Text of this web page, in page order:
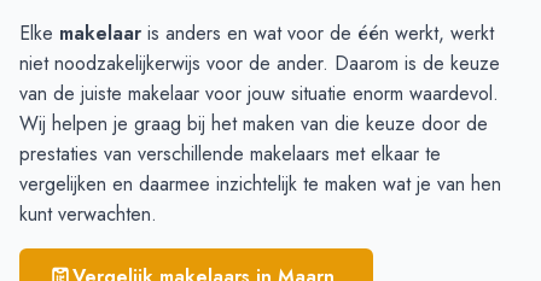
Elke makelaar is anders en wat voor de één werkt, werkt
niet noodzakelijkerwijs voor de ander. Daarom is de keuze
van de juiste makelaar voor jouw situatie enorm waardevol.
Wij helpen je graag bij het maken van die keuze door de
prestaties van verschillende makelaars met elkaar te
vergelijken en daarmee inzichtelijk te maken wat je van hen
kunt verwachten.